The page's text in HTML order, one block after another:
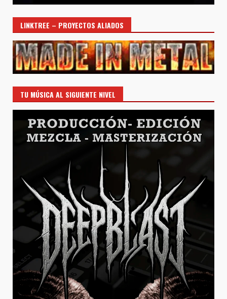
LINKTREE – PROYECTOS ALIADOS
TU MÚSICA AL SIGUIENTE NIVEL